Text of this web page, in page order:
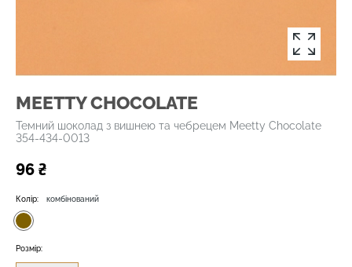
MEETTY CHOCOLATE
Темний шоколад з вишнею та чебрецем Meetty Chocolate
354-434-0013
96 ₴
Колір: комбінований
Розмір: